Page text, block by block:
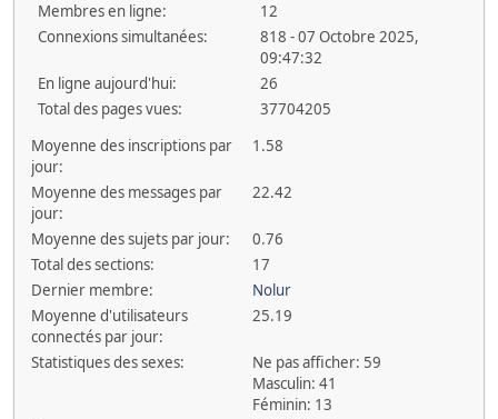
Membres en ligne:
12
Connexions simultanées:
818 - 07 Octobre 2025,
09:47:32
En ligne aujourd'hui:
26
Total des pages vues:
37704205
Moyenne des inscriptions par
jour:
1.58
Moyenne des messages par
jour:
22.42
Moyenne des sujets par jour:
0.76
Total des sections:
17
Dernier membre:
Nolur
Moyenne d'utilisateurs
connectés par jour:
25.19
Statistiques des sexes:
Ne pas afficher: 59
Masculin: 41
Féminin: 13